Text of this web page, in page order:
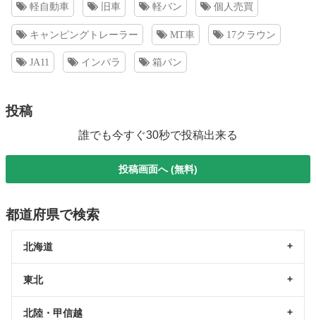
軽自動車 旧車 軽バン 個人売買
キャンピングトレーラー MT車 17クラウン
JA11 インパラ 箱バン
投稿
誰でも今すぐ30秒で投稿出来る
投稿画面へ (無料)
都道府県で検索
北海道
東北
北陸・甲信越